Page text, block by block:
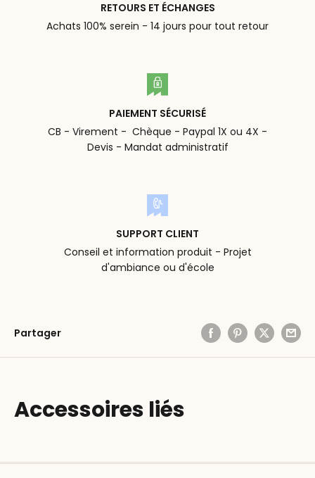
RETOURS ET ÉCHANGES
Achats 100% serein - 14 jours pour tout retour
PAIEMENT SÉCURISÉ
CB - Virement - Chèque - Paypal 1X ou 4X -
Devis - Mandat administratif
SUPPORT CLIENT
Conseil et information produit - Projet
d'ambiance ou d'école
Partager
Accessoires liés